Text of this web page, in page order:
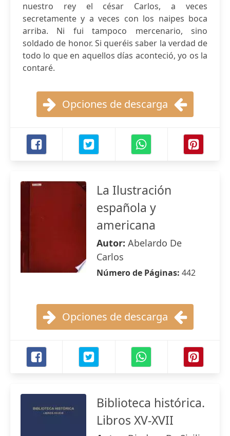
nuestro rey el césar Carlos, a veces
secretamente y a veces con los naipes boca
arriba. Ni fui tampoco mercenario, sino
soldado de honor. Si queréis saber la verdad de
todo lo que en aquellos días aconteció, yo os la
contaré.
Opciones de descarga
La Ilustración
española y
americana
Autor: Abelardo De
Carlos
Número de Páginas: 442
Opciones de descarga
Biblioteca histórica.
Libros XV-XVII